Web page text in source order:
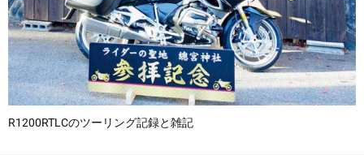
R1200RTLCのツーリング記録と雑記